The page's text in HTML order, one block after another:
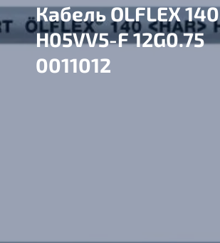
Кабель OLFLEX 140
H05VV5-F 12G0.75
0011012